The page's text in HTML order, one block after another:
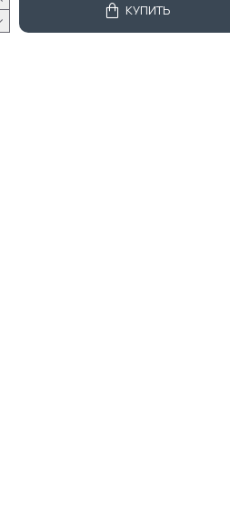
КУПИТЬ